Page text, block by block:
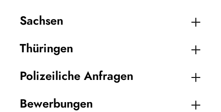
Sachsen
Thüringen
Polizeiliche Anfragen
Bewerbungen